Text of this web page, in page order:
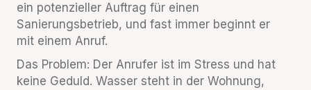
ein potenzieller Auftrag für einen
Sanierungsbetrieb, und fast immer beginnt er
mit einem Anruf.
Das Problem: Der Anrufer ist im Stress und hat
keine Geduld. Wasser steht in der Wohnung,